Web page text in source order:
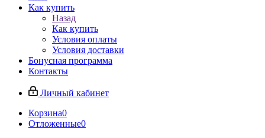
Как купить
Назад
Как купить
Условия оплаты
Условия доставки
Бонусная программа
Контакты
Личный кабинет
Корзина0
Отложенные0